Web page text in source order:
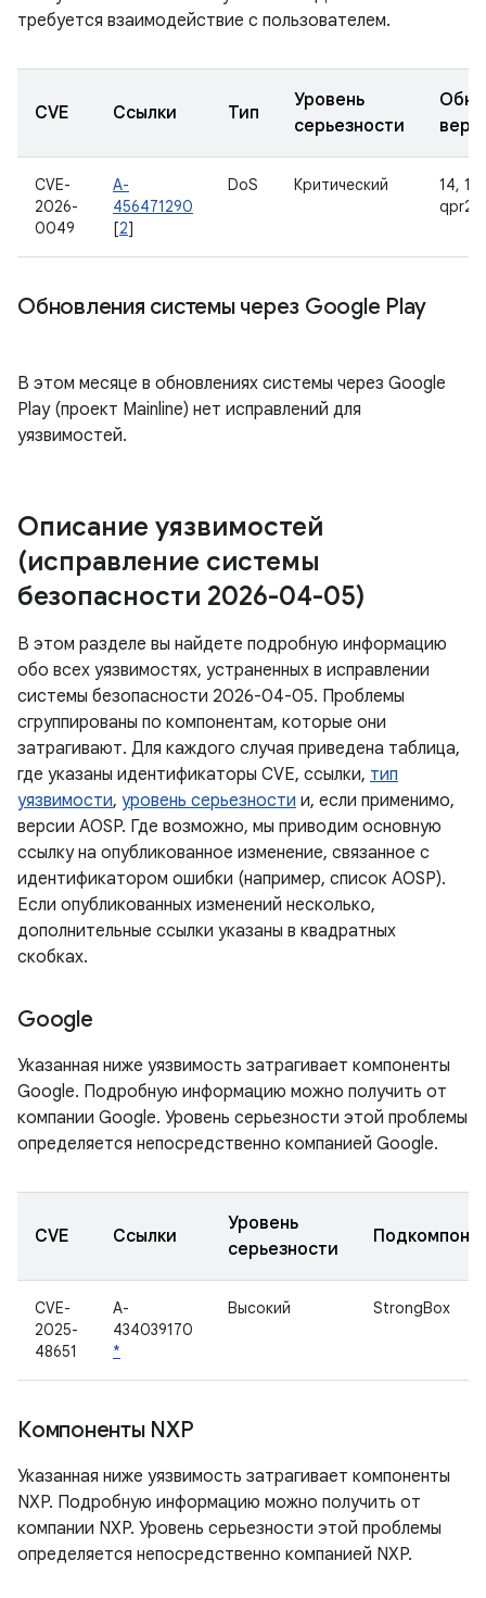
требуется взаимодействие с пользователем.
CVE Ссылки Тип
Уровень
серьезности
CVE-
2026-
0049
A-
456471290
[2]
DoS Критический
14,
qpr2
Обновления системы через Google Play
В этом месяце в обновлениях системы через Google
Play (проект Mainline) нет исправлений для
уязвимостей.
Описание уязвимостей
(исправление системы
безопасности 2026-04-05)
В этом разделе вы найдете подробную информацию
обо всех уязвимостях, устраненных в исправлении
системы безопасности 2026-04-05. Проблемы
сгруппированы по компонентам, которые они
затрагивают. Для каждого случая приведена таблица,
где указаны идентификаторы CVE, ссылки, тип
уязвимости, уровень серьезности и, если применимо,
версии AOSP. Где возможно, мы приводим основную
ссылку на опубликованное изменение, связанное с
идентификатором ошибки (например, список AOSP).
Если опубликованных изменений несколько,
дополнительные ссылки указаны в квадратных
скобках.
Google
Указанная ниже уязвимость затрагивает компоненты
Google. Подробную информацию можно получить от
компании Google. Уровень серьезности этой проблемы
определяется непосредственно компанией Google.
CVE Ссылки
Уровень
серьезности
CVE-
2025-
48651
A-
434039170
*
Высокий StrongBox
Компоненты NXP
Указанная ниже уязвимость затрагивает компоненты
NXP. Подробную информацию можно получить от
компании NXP. Уровень серьезности этой проблемы
определяется непосредственно компанией NXP.